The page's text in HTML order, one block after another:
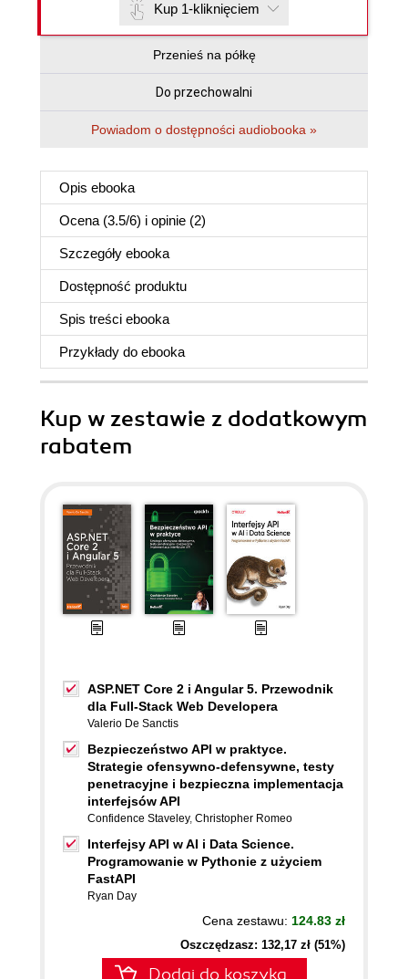
Kup 1-kliknięciem
Przenieś na półkę
Do przechowalni
Powiadom o dostępności audiobooka »
Opis ebooka
Ocena (3.5/6) i opinie (2)
Szczegóły ebooka
Dostępność produktu
Spis treści ebooka
Przykłady do ebooka
Kup w zestawie z dodatkowym
rabatem
ASP.NET Core 2 i Angular 5. Przewodnik
dla Full-Stack Web Developera
Valerio De Sanctis
Bezpieczeństwo API w praktyce.
Strategie ofensywno-defensywne, testy
penetracyjne i bezpieczna implementacja
interfejsów API
Confidence Staveley, Christopher Romeo
Interfejsy API w AI i Data Science.
Programowanie w Pythonie z użyciem
FastAPI
Ryan Day
Cena zestawu: 124.83 zł
Oszczędzasz: 132,17 zł (51%)
Dodaj do koszyka